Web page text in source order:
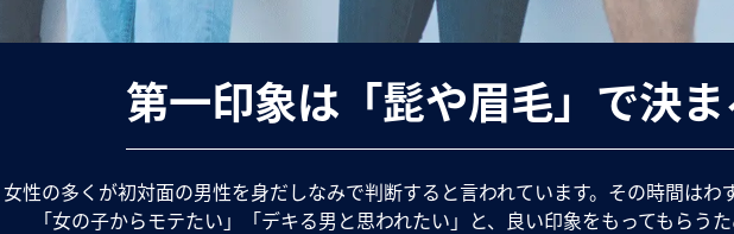
第一印象は 「髭や眉毛」で決
女性の多くが初対面の男性を身だしなみで判断すると言われています。 その時間はわ
「女の子からモテたい」「デキる男と思われたい」と、良い印象をもってもらう